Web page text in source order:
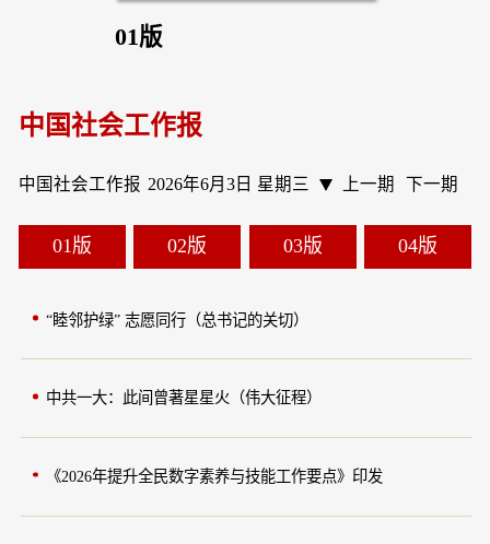
01版
中国社会工作报
中国社会工作报 2026年6月3日 星期三 上一期 下一期
01版 02版 03版 04版
“睦邻护绿” 志愿同行（总书记的关切）
中共一大：此间曾著星星火（伟大征程）
《2026年提升全民数字素养与技能工作要点》印发